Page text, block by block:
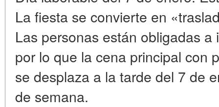
La fiesta se convierte en
Las personas están obligadas
por lo que la cena principal con
se desplaza a la tarde del 7 de
de semana.